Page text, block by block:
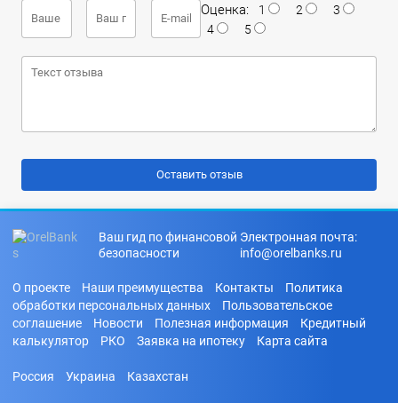
Оценка: 1 2
3
4
5
Ваш гид по финансовой
безопасности
Электронная почта:
info@orelbanks.ru
О проекте Наши преимущества Контакты
Политика
обработки персональных данных
Пользовательское
соглашение
Новости Полезная информация
Кредитный
калькулятор
РКО Заявка на ипотеку Карта сайта
Россия Украина Казахстан